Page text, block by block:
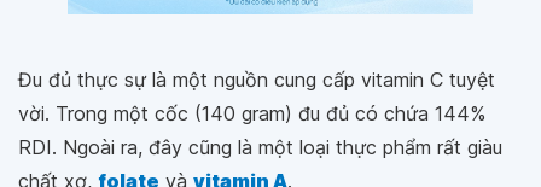
Đu đủ thực sự là một nguồn cung cấp vitamin C tuyệt
vời. Trong một cốc (140 gram) đu đủ có chứa 144%
RDI. Ngoài ra, đây cũng là một loại thực phẩm rất giàu
chất xơ, folate và vitamin A.